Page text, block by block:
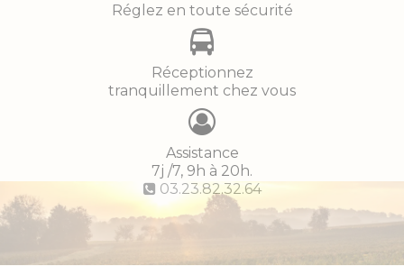
Réglez en toute sécurité
Réceptionnez
tranquillement chez vous
Assistance
7j /7, 9h à 20h.
03.23.82.32.64